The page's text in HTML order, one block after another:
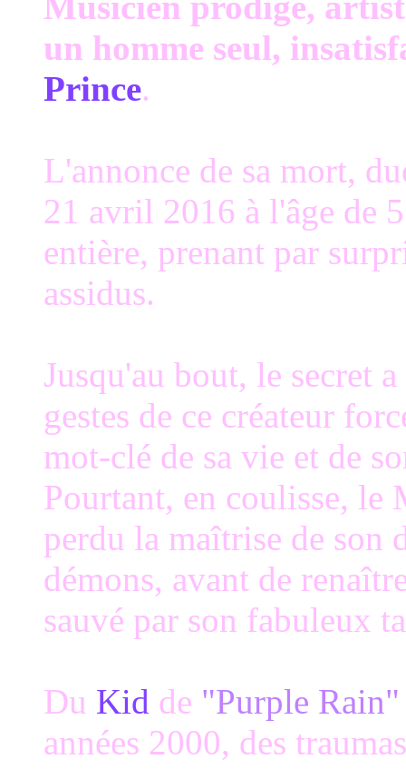
un homme seul,
Prince.
L'annonce de sa mort,
21 avril 2016 à l'âge de
entière, prenant par
assidus.
Jusqu'au bout, le secret
gestes de ce créateur
mot-clé de sa vie et de
Pourtant, en coulisse, le
perdu la maîtrise de son
démons, avant de
sauvé par son fabuleux
Du Kid de "Purple Rain"
années 2000, des